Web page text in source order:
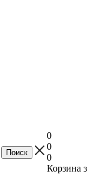
0
0
0
Корзина